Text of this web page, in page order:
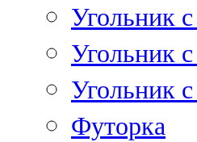
Угольник
Угольник
Угольник
Футорка